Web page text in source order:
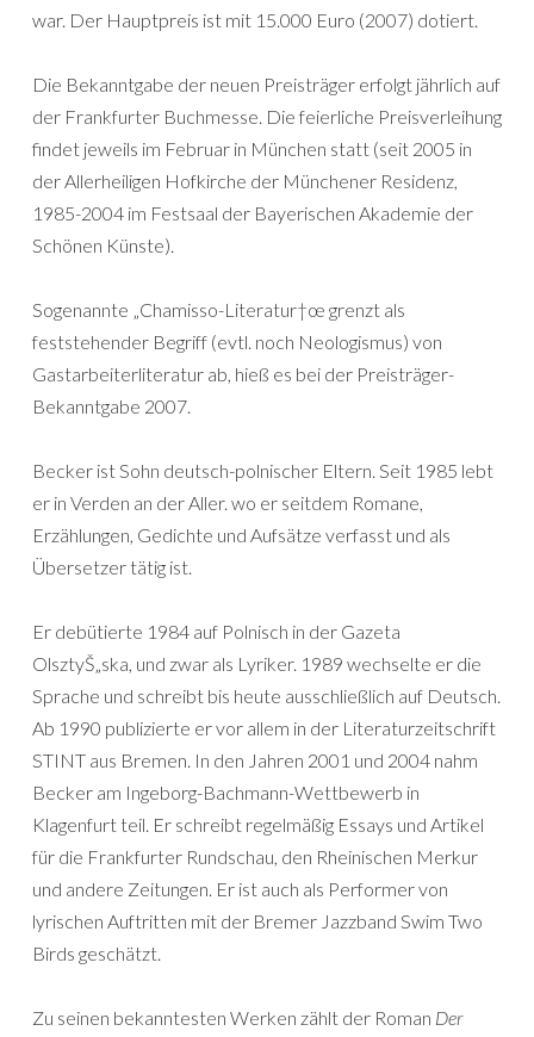
war. Der Hauptpreis ist mit 15.000 Euro (2007) dotiert.
Die Bekanntgabe der neuen Preisträger erfolgt jährlich auf
der Frankfurter Buchmesse. Die feierliche Preisverleihung
findet jeweils im Februar in München statt (seit 2005 in
der Allerheiligen Hofkirche der Münchener Residenz,
1985-2004 im Festsaal der Bayerischen Akademie der
Schönen Künste).
Sogenannte „Chamisso-Literatur†œ grenzt als
feststehender Begriff (evtl. noch Neologismus) von
Gastarbeiterliteratur ab, hieß es bei der Preisträger-
Bekanntgabe 2007.
Becker ist Sohn deutsch-polnischer Eltern. Seit 1985 lebt
er in Verden an der Aller. wo er seitdem Romane,
Erzählungen, Gedichte und Aufsätze verfasst und als
Übersetzer tätig ist.
Er debütierte 1984 auf Polnisch in der Gazeta
OlsztyŠ„ska, und zwar als Lyriker. 1989 wechselte er die
Sprache und schreibt bis heute ausschließlich auf Deutsch.
Ab 1990 publizierte er vor allem in der Literaturzeitschrift
STINT aus Bremen. In den Jahren 2001 und 2004 nahm
Becker am Ingeborg-Bachmann-Wettbewerb in
Klagenfurt teil. Er schreibt regelmäßig Essays und Artikel
für die Frankfurter Rundschau, den Rheinischen Merkur
und andere Zeitungen. Er ist auch als Performer von
lyrischen Auftritten mit der Bremer Jazzband Swim Two
Birds geschätzt.
Zu seinen bekanntesten Werken zählt der Roman Der